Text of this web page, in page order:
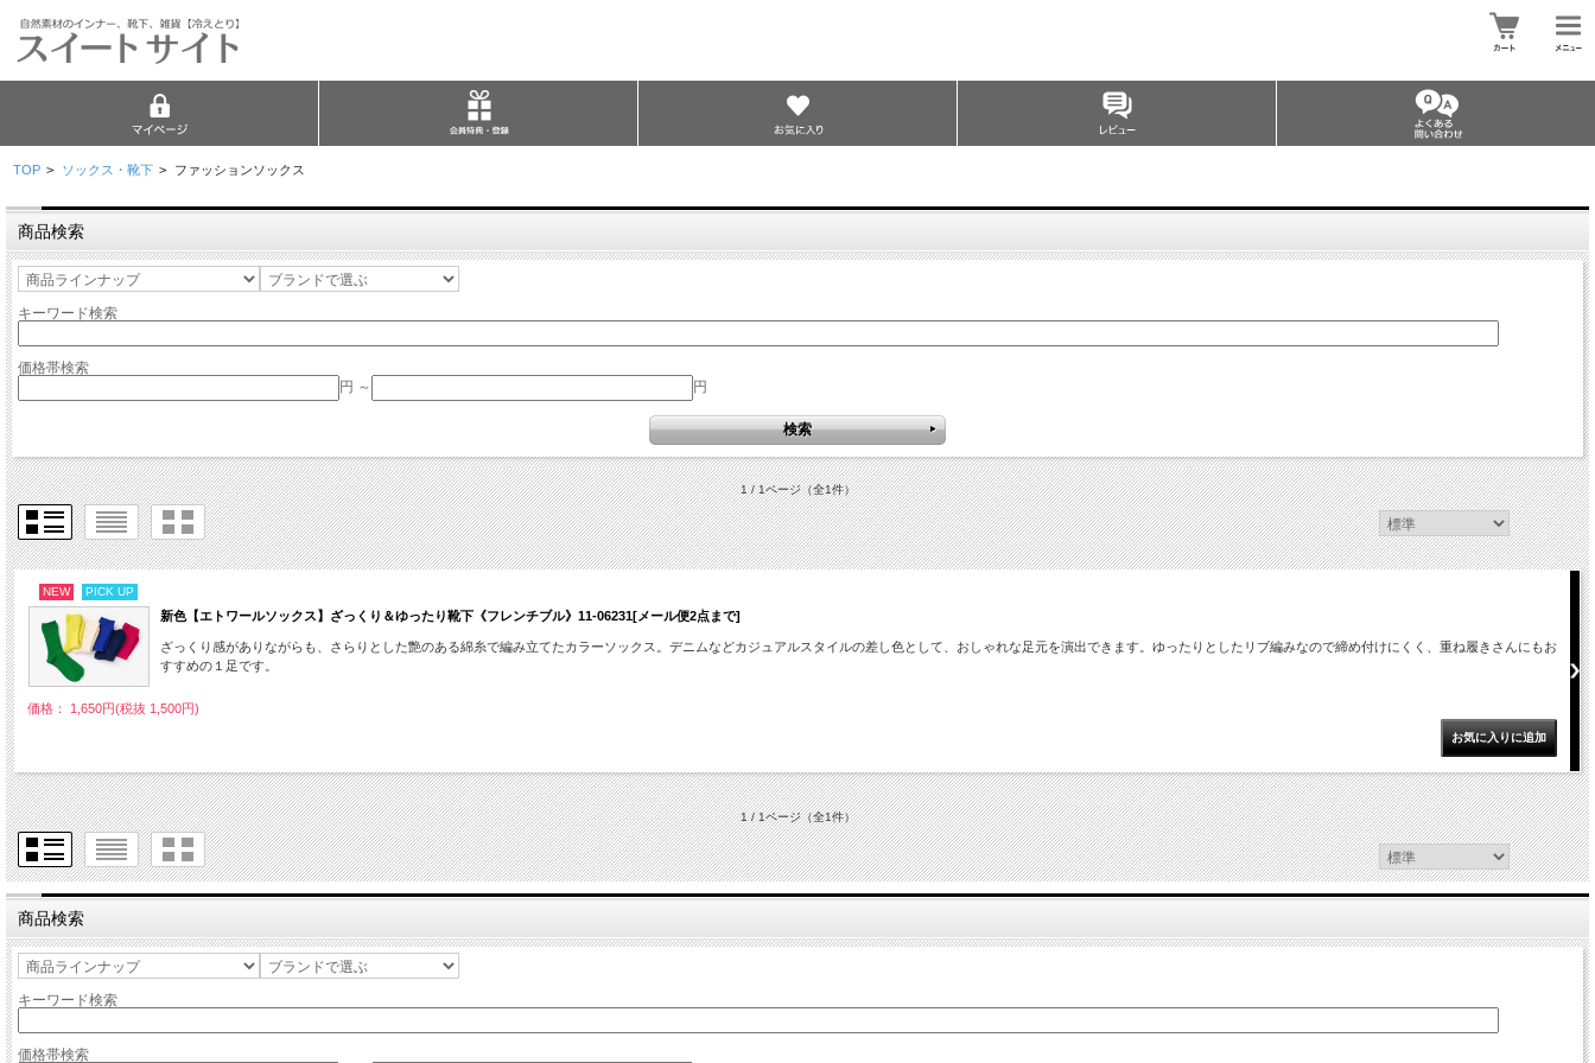
TOP > ソックス・靴下 > ファッションソックス
商品検索
キーワード検索
価格帯検索
円 ～
円
1 / 1ページ（全1件）
NEW PICK UP
新色【エトワールソックス】ざっくり＆ゆったり靴下《フレンチブル》11-06231[メール便2点まで]
ざっくり感がありながらも、さらりとした艶のある綿糸で編み立てたカラーソックス。デニムなどカジュアルスタイルの差し色として、おしゃれな足元を演出できます。ゆったりとしたリブ編みなので締め付けにくく、重ね履きさんにもお
すすめの１足です。
価格： 1,650円(税抜 1,500円)
1 / 1ページ（全1件）
商品検索
キーワード検索
価格帯検索